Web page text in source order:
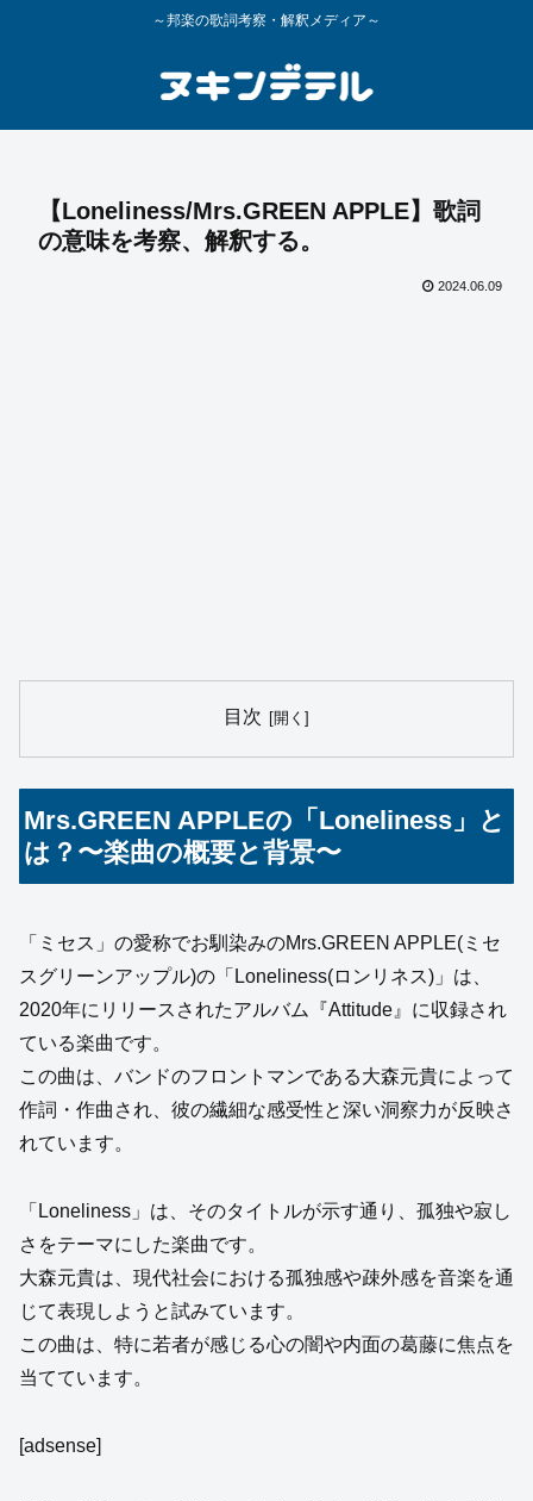
～邦楽の歌詞考察・解釈メディア～
【Loneliness/Mrs.GREEN APPLE】歌詞
の意味を考察、解釈する。
2024.06.09
目次
Mrs.GREEN APPLEの「Loneliness」と
は？〜楽曲の概要と背景〜
「ミセス」の愛称でお馴染みのMrs.GREEN APPLE(ミセ
スグリーンアップル)の「Loneliness(ロンリネス)」は、
2020年にリリースされたアルバム『Attitude』に収録され
ている楽曲です。
この曲は、バンドのフロントマンである大森元貴によって
作詞・作曲され、彼の繊細な感受性と深い洞察力が反映さ
れています。
「Loneliness」は、そのタイトルが示す通り、孤独や寂し
さをテーマにした楽曲です。
大森元貴は、現代社会における孤独感や疎外感を音楽を通
じて表現しようと試みています。
この曲は、特に若者が感じる心の闇や内面の葛藤に焦点を
当てています。
[adsense]